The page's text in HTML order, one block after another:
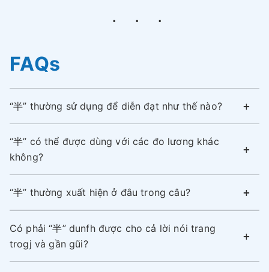
FAQs
“半” thường sử dụng để diễn đạt như thế nào?
“半” có thể được dùng với các đo lương khác
không?
“半” thường xuất hiện ở đâu trong câu?
Có phải “半” dunfh được cho cả lời nói trang
trogj và gần gũi?